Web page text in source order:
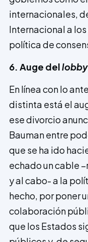
internacionales,
Internacional a
política de
6. Auge del
En línea con lo
distinta está el
ese divorcio
Bauman entre
que se ha ido
echado un cable
y al cabo- a la
hecho, por poner
colaboración
que los Estados